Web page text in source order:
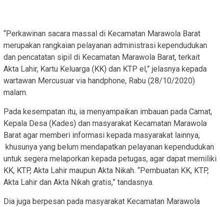
“Perkawinan sacara massal di Kecamatan Marawola Barat
merupakan rangkaian pelayanan administrasi kependudukan
dan pencatatan sipil di Kecamatan Marawola Barat, terkait
Akta Lahir, Kartu Keluarga (KK) dan KTP el,” jelasnya kepada
wartawan Mercusuar via handphone, Rabu (28/10/2020)
malam.
Pada kesempatan itu, ia menyampaikan imbauan pada Camat,
Kepala Desa (Kades) dan masyarakat Kecamatan Marawola
Barat agar memberi informasi kepada masyarakat lainnya,
khusunya yang belum mendapatkan pelayanan kependudukan
untuk segera melaporkan kepada petugas, agar dapat memiliki
KK, KTP, Akta Lahir maupun Akta Nikah. “Pembuatan KK, KTP,
Akta Lahir dan Akta Nikah gratis,” tandasnya.
Dia juga berpesan pada masyarakat Kecamatan Marawola